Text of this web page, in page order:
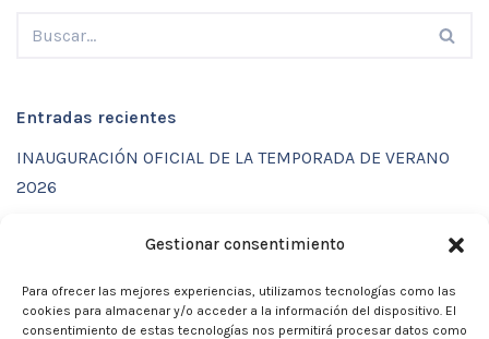
Gestionar consentimiento
Para ofrecer las mejores experiencias, utilizamos tecnologías como las
cookies para almacenar y/o acceder a la información del dispositivo. El
consentimiento de estas tecnologías nos permitirá procesar datos como
Entradas recientes
INAUGURACIÓN OFICIAL DE LA TEMPORADA DE VERANO
2026
CALENDARIO DE ACTIVIDADES VERANO 2026 – CLUB
MARTIA 86